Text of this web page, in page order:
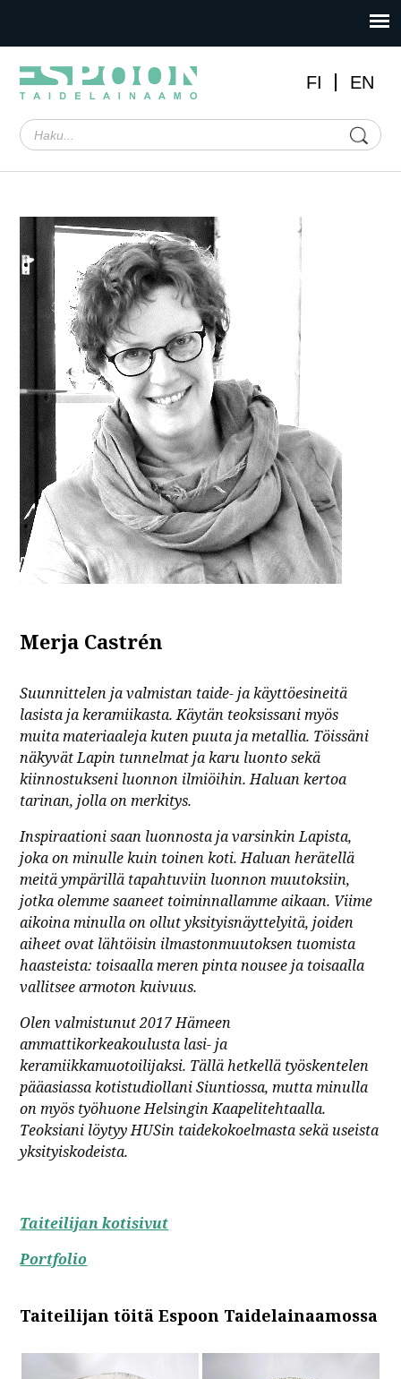
FI EN
Merja Castrén
Suunnittelen ja valmistan taide- ja käyttöesineitä
lasista ja keramiikasta. Käytän teoksissani myös
muita materiaaleja kuten puuta ja metallia. Töissäni
näkyvät Lapin tunnelmat ja karu luonto sekä
kiinnostukseni luonnon ilmiöihin. Haluan kertoa
tarinan, jolla on merkitys.
Inspiraationi saan luonnosta ja varsinkin Lapista,
joka on minulle kuin toinen koti. Haluan herätellä
meitä ympärillä tapahtuviin luonnon muutoksiin,
jotka olemme saaneet toiminnallamme aikaan. Viime
aikoina minulla on ollut yksityisnäyttelyitä, joiden
aiheet ovat lähtöisin ilmastonmuutoksen tuomista
haasteista: toisaalla meren pinta nousee ja toisaalla
vallitsee armoton kuivuus.
Olen valmistunut 2017 Hämeen
ammattikorkeakoulusta lasi- ja
keramiikkamuotoilijaksi. Tällä hetkellä työskentelen
pääasiassa kotistudiollani Siuntiossa, mutta minulla
on myös työhuone Helsingin Kaapelitehtaalla.
Teoksiani löytyy HUSin taidekokoelmasta sekä useista
yksityiskodeista.
Taiteilijan kotisivut
Portfolio
Taiteilijan töitä Espoon Taidelainaamossa